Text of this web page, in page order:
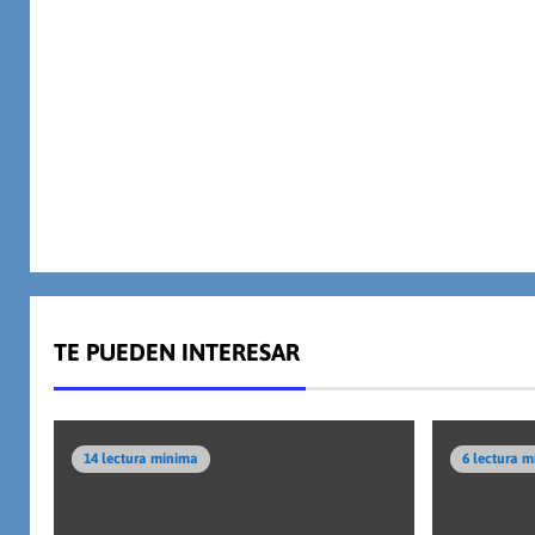
TE PUEDEN INTERESAR
14 lectura mínima 6 lectura